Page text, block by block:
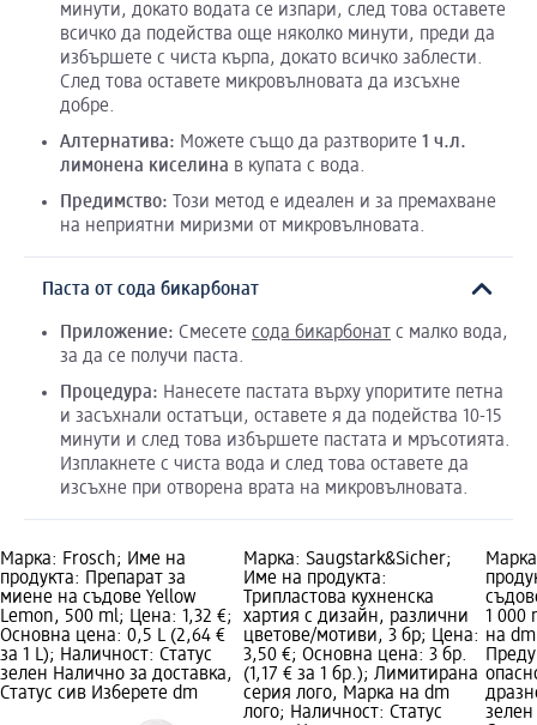
минути, докато водата се изпари, след това оставете
всичко да подейства още няколко минути, преди да
избършете с чиста кърпа, докато всичко заблести.
След това оставете микровълновата да изсъхне
добре.
Алтернатива: Можете също да разтворите 1 ч.л.
лимонена киселина в купата с вода.
Предимство: Този метод е идеален и за премахване
на неприятни миризми от микровълновата.
Паста от сода бикарбонат
Приложение: Смесете сода бикарбонат с малко вода,
за да се получи паста.
Процедура: Нанесете пастата върху упоритите петна
и засъхнали остатъци, оставете я да подейства 10-15
минути и след това избършете пастата и мръсотията.
Изплакнете с чиста вода и след това оставете да
изсъхне при отворена врата на микровълновата.
Марка: Frosch; Име на
продукта: Препарат за
миене на съдове Yellow
Lemon, 500 ml; Цена: 1,32 €;
Основна цена: 0,5 L (2,64 €
за 1 L); Наличност: Статус
зелен Налично за доставка,
Статус сив Изберете dm
Марка: Saugstark&Sicher;
Име на продукта:
Трипластова кухненска
хартия с дизайн, различни
цветове/мотиви, 3 бр; Цена:
3,50 €; Основна цена: 3 бр.
(1,17 € за 1 бр.); Лимитирана
серия лого, Марка на dm
лого; Наличност: Статус
1 000
на